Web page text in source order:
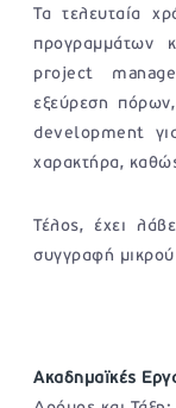
Τα τελευταία
προγραμμάτων
project
εξεύρεση
development για
χαρακτήρα,
Τέλος, έχει
συγγραφή
Ακαδημαϊκές